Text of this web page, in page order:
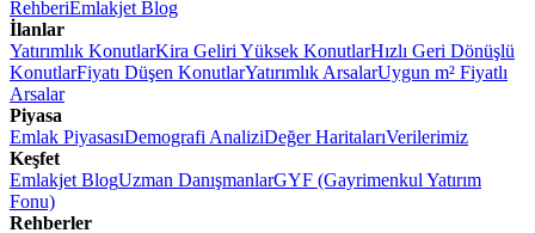
RehberiEmlakjet Blog
İlanlar
Yatırımlık KonutlarKira Geliri Yüksek KonutlarHızlı Geri Dönüşlü
KonutlarFiyatı Düşen KonutlarYatırımlık ArsalarUygun m² Fiyatlı
Arsalar
Piyasa
Emlak PiyasasıDemografi AnaliziDeğer HaritalarıVerilerimiz
Keşfet
Emlakjet BlogUzman DanışmanlarGYF (Gayrimenkul Yatırım
Fonu)
Rehberler